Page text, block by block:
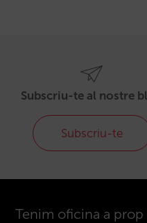
Subscriu-te al nostre
Subscriu-te
Tenim oficina a prop